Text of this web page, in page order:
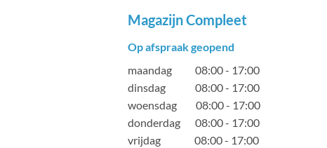
Magazijn Compleet
Op afspraak geopend
maandag 08:00 - 17:00
dinsdag 08:00 - 17:00
woensdag 08:00 - 17:00
donderdag 08:00 - 17:00
vrijdag 08:00 - 17:00